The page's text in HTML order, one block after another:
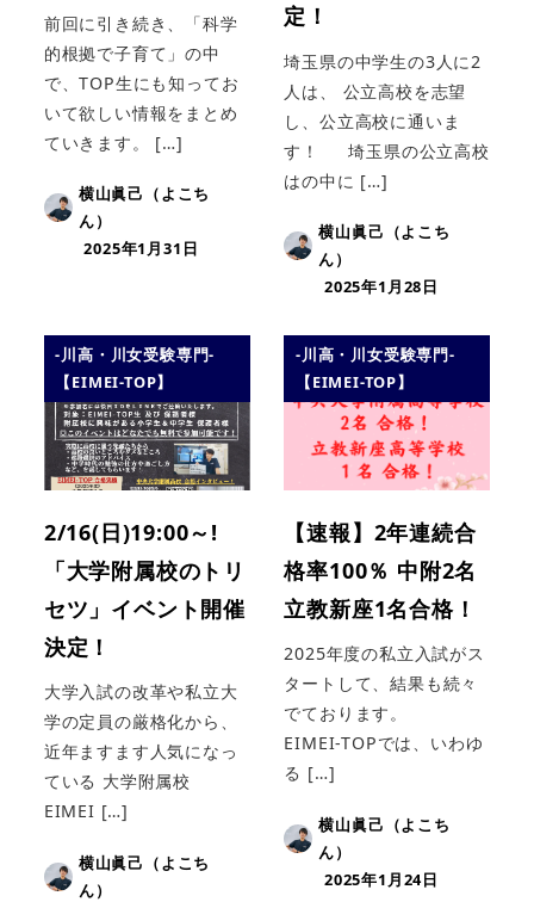
前回に引き続き、「科学
的根拠で子育て」の中
で、TOP生にも知ってお
いて欲しい情報をまとめ
ていきます。 […]
横山眞己（よこち
ん）
2025年1月31日
定！
埼玉県の中学生の3人に2
人は、 公立高校を志望
し、公立高校に通いま
す！ 埼玉県の公立高校
はの中に […]
横山眞己（よこち
ん）
2025年1月28日
-川高・川女受験専門-
【EIMEI-TOP】
2/16(日)19:00～!
「大学附属校のトリ
セツ」イベント開催
決定！
大学入試の改革や私立大
学の定員の厳格化から、
近年ますます人気になっ
ている 大学附属校
EIMEI […]
横山眞己（よこち
ん）
-川高・川女受験専門-
【EIMEI-TOP】
【速報】2年連続合
格率100％ 中附2名
立教新座1名合格！
2025年度の私立入試がス
タートして、結果も続々
でております。
EIMEI-TOPでは、いわゆ
る […]
横山眞己（よこち
ん）
2025年1月24日